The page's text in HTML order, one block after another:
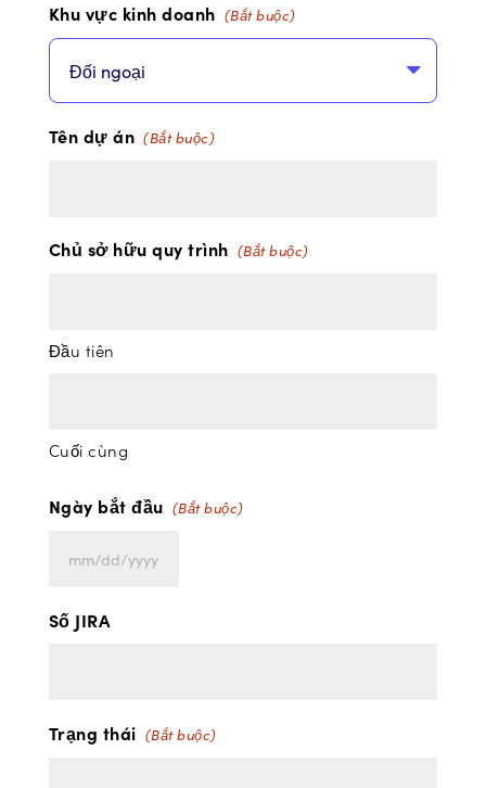
Khu vực kinh doanh (Bắt buộc)
Tên dự án (Bắt buộc)
Chủ sở hữu quy trình (Bắt buộc)
Đầu tiên
Cuối cùng
Ngày bắt đầu (Bắt buộc)
MM
DD
Số JIRA
Trạng thái (Bắt buộc)